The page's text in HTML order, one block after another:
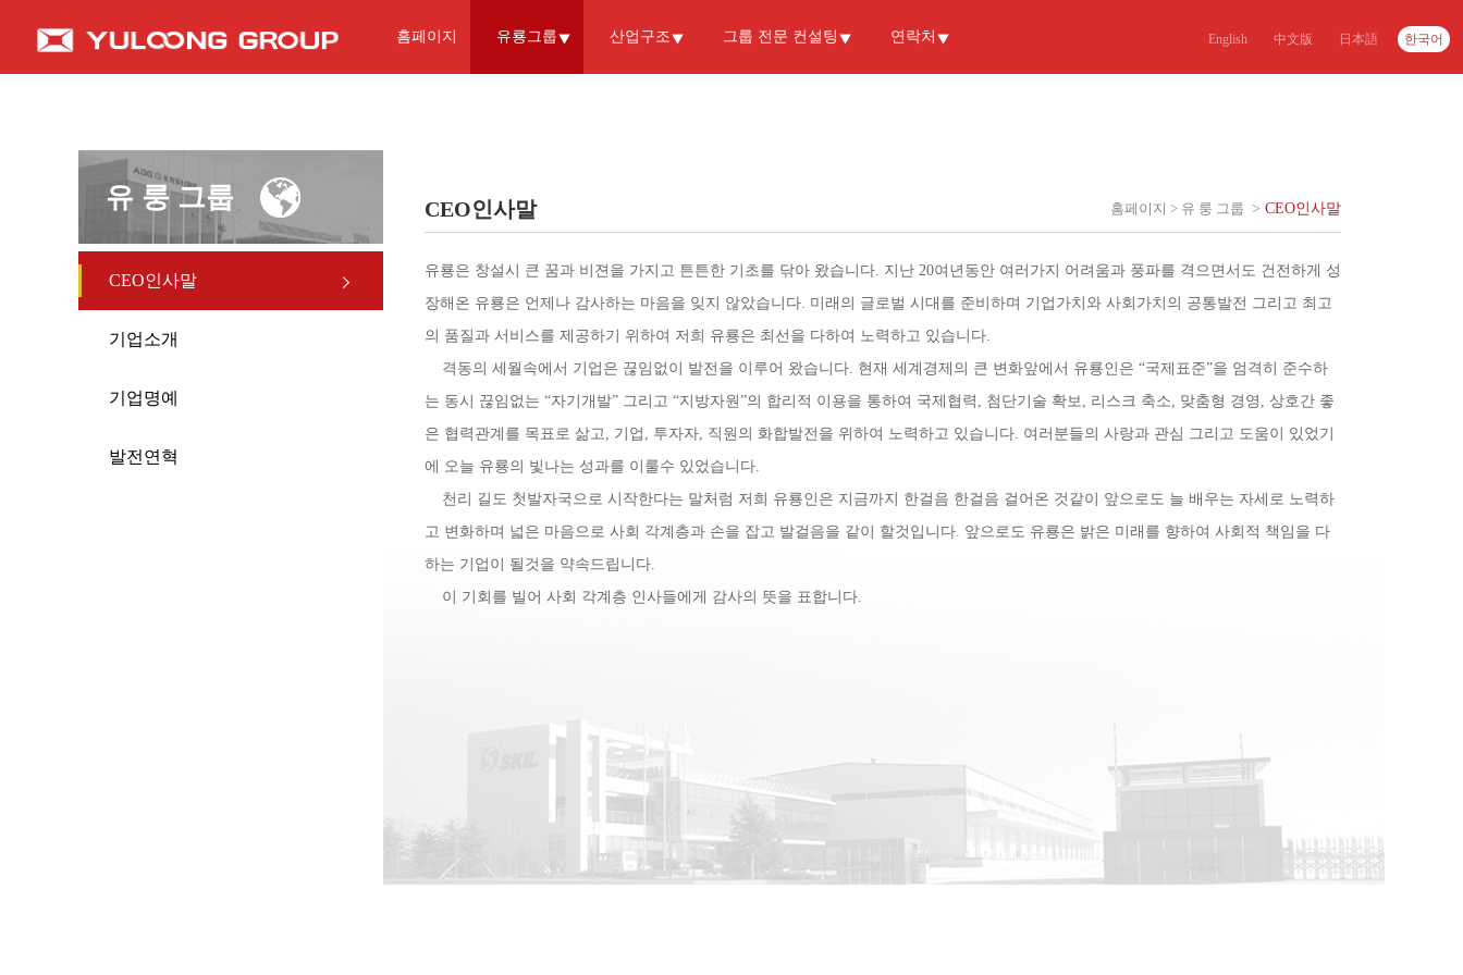
홈페이지 유룡그룹 산업구조 그룹 전문 컨설팅 연락처 English 中文版 日本語 한국어
유 룽 그룹
CEO인사말
기업소개
기업명예
발전연혁
CEO인사말 홈페이지 > 유 룽 그룹 > CEO인사말
유룡은 창설시 큰 꿈과 비젼을 가지고 튼튼한 기초를 닦아 왔습니다. 지난 20여년동안 여러가지 어려움과 풍파를 격으면서도 건전하게 성
장해온 유룡은 언제나 감사하는 마음을 잊지 않았습니다. 미래의 글로벌 시대를 준비하며 기업가치와 사회가치의 공통발전 그리고 최고
의 품질과 서비스를 제공하기 위하여 저희 유룡은 최선을 다하여 노력하고 있습니다.
격동의 세월속에서 기업은 끊임없이 발전을 이루어 왔습니다. 현재 세계경제의 큰 변화앞에서 유룡인은 “국제표준”을 엄격히 준수하
는 동시 끊임없는 “자기개발” 그리고 “지방자원”의 합리적 이용을 통하여 국제협력, 첨단기술 확보, 리스크 축소, 맞춤형 경영, 상호간 좋
은 협력관계를 목표로 삶고, 기업, 투자자, 직원의 화합발전을 위하여 노력하고 있습니다. 여러분들의 사랑과 관심 그리고 도움이 있었기
에 오늘 유룡의 빛나는 성과를 이룰수 있었습니다.
천리 길도 첫발자국으로 시작한다는 말처럼 저희 유룡인은 지금까지 한걸음 한걸음 걸어온 것같이 앞으로도 늘 배우는 자세로 노력하
고 변화하며 넓은 마음으로 사회 각계층과 손을 잡고 발걸음을 같이 할것입니다. 앞으로도 유룡은 밝은 미래를 향하여 사회적 책임을 다
하는 기업이 될것을 약속드립니다.
이 기회를 빌어 사회 각계층 인사들에게 감사의 뜻을 표합니다.